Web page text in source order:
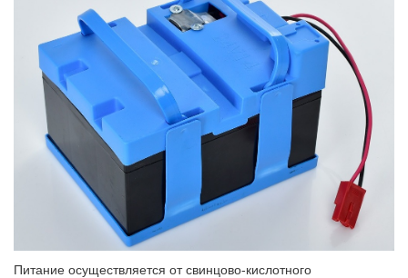
Питание осуществляется от свинцово-кислотного